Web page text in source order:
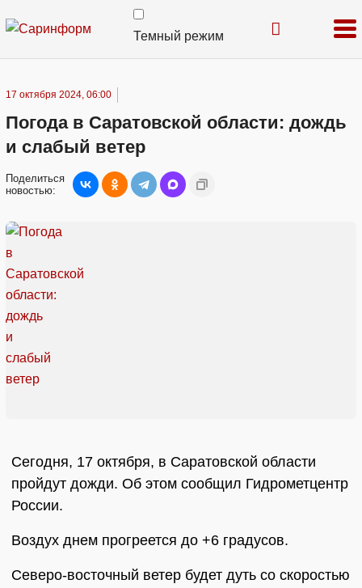
Темный режим
17 октября 2024, 06:00
Погода в Саратовской области: дождь
и слабый ветер
Поделиться
новостью:
Сегодня, 17 октября, в Саратовской области
пройдут дожди. Об этом сообщил Гидрометцентр
России.
Воздух днем прогреется до +6 градусов.
Северо-восточный ветер будет дуть со скоростью